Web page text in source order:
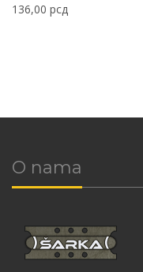
136,00 рсд
O nama